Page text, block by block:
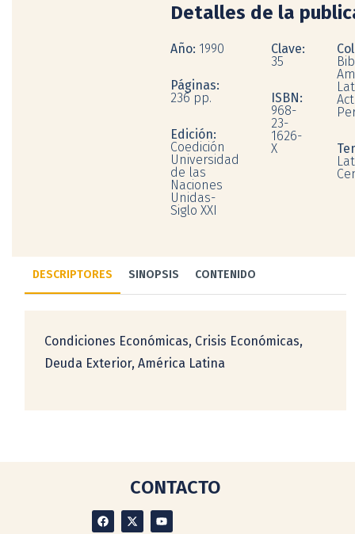
Detalles de la
Año: 1990
Páginas:
236 pp.
Edición:
Coedición
Universidad
de las
Naciones
Unidas-
Siglo XXI
Clave:
35
ISBN:
968-
23-
1626-
X
DESCRIPTORES SINOPSIS CONTENIDO
Condiciones Económicas, Crisis Económicas,
Deuda Exterior, América Latina
CONTACTO